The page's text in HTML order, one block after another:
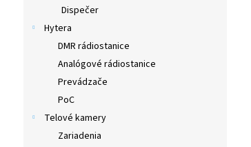
Dispečer
Hytera
DMR rádiostanice
Analógové rádiostanice
Prevádzače
PoC
Telové kamery
Zariadenia